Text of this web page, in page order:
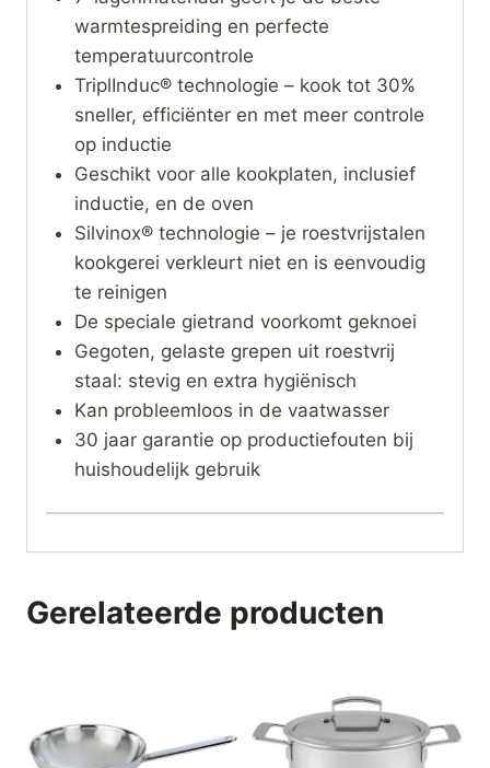
warmtespreiding en perfecte
temperatuurcontrole
TriplInduc® technologie – kook tot 30%
sneller, efficiënter en met meer controle
op inductie
Geschikt voor alle kookplaten, inclusief
inductie, en de oven
Silvinox® technologie – je roestvrijstalen
kookgerei verkleurt niet en is eenvoudig
te reinigen
De speciale gietrand voorkomt geknoei
Gegoten, gelaste grepen uit roestvrij
staal: stevig en extra hygiënisch
Kan probleemloos in de vaatwasser
30 jaar garantie op productiefouten bij
huishoudelijk gebruik
Gerelateerde producten